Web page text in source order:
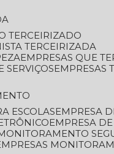
TERCEIRIZADO
TERCEIRIZADA
EMPRESAS QUE
SERVIÇOS
ESCOLAS
EMPRESA
EMPRESA
MONITORAMENTO
EMPRESAS